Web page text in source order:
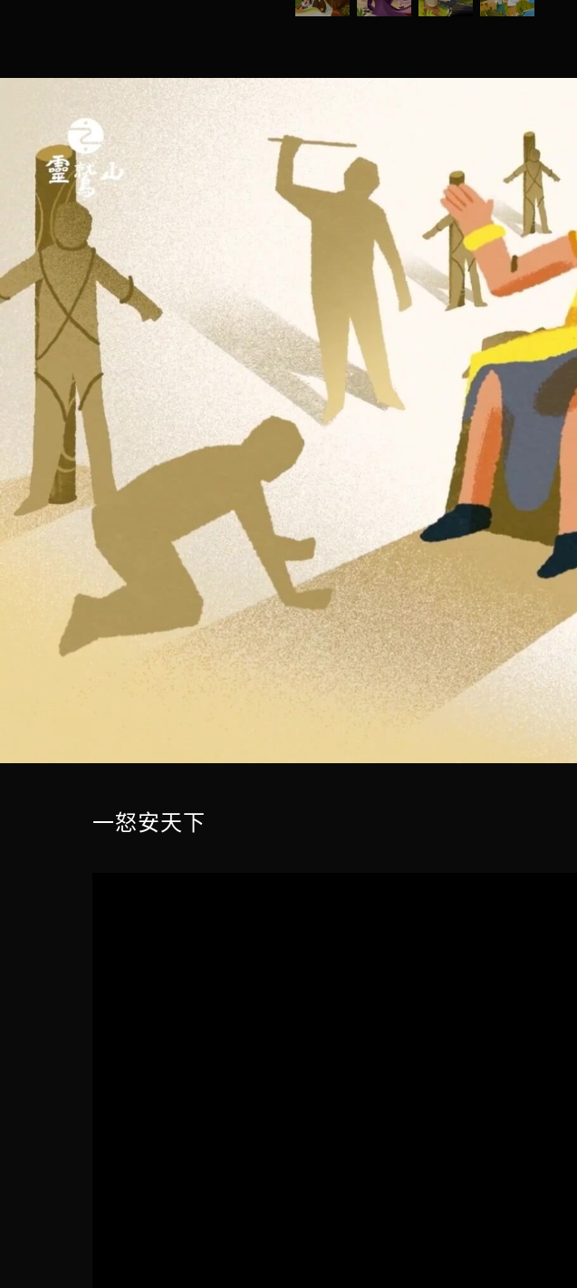
一怒安天下